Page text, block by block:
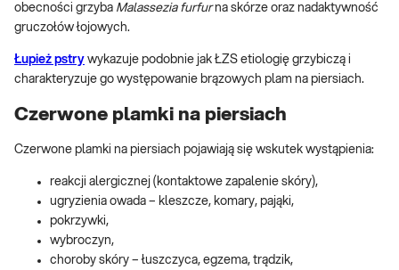
obecności grzyba Malassezia furfurna skórze oraz nadaktywność
gruczołów łojowych.
Łupież pstry wykazuje podobnie jak ŁZS etiologię grzybiczą i
charakteryzuje go występowanie brązowych plam na piersiach.
Czerwone plamki na piersiach
Czerwone plamki na piersiach pojawiają się wskutek wystąpienia:
reakcji alergicznej (kontaktowe zapalenie skóry),
ugryzienia owada – kleszcze, komary, pająki,
pokrzywki,
wybroczyn,
choroby skóry – łuszczyca, egzema, trądzik,